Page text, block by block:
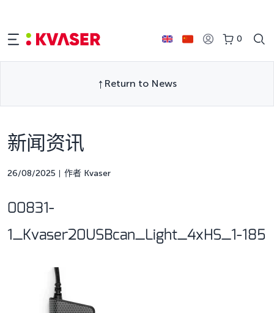
0
Return to News
新闻资讯
26/08/2025 作者 Kvaser
00831-
1_Kvaser20USBcan_Light_4xHS_1-185